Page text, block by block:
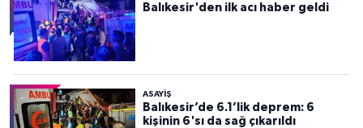
Balıkesir'den ilk acı haber geldi
ASAYİŞ
Balıkesir’de 6.1’lik deprem: 6
kişinin 6'sı da sağ çıkarıldı